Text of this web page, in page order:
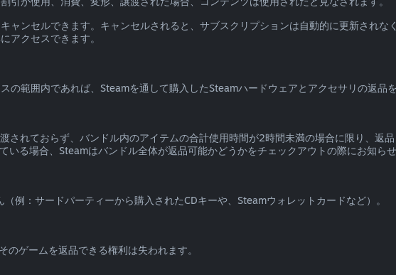
ャンセルできます。キャンセルされると、サブスクリプションは自動的に更新されな
アクセスできます。
の範囲内であれば、Steamを通して購入したSteamハードウェアとアクセサリの返品
されておらず、バンドル内のアイテムの合計使用時間が2時間未満の場合に限り、返
る場合、Steamはバンドル全体が返品可能かどうかをチェックアウトの際にお知らせ
例：サードパーティーから購入されたCDキーや、Steamウォレットカードなど）。
ゲームを返品できる権利は失われます。